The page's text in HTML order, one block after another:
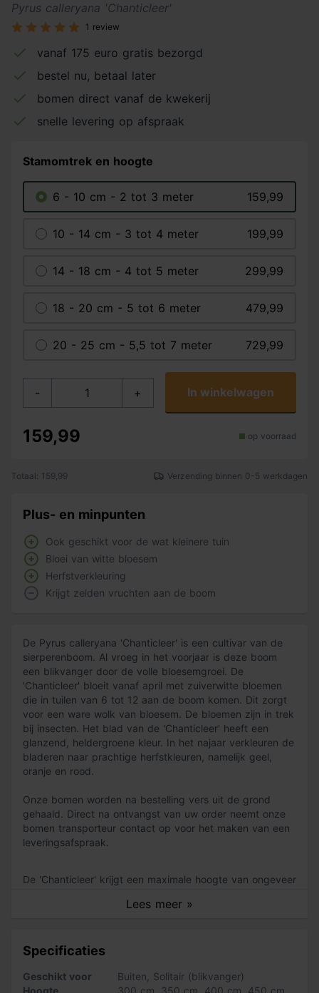
Pyrus calleryana 'Chanticleer'
1 review
vanaf 175 euro gratis bezorgd
bestel nu, betaal later
bomen direct vanaf de kwekerij
snelle levering op afspraak
Stamomtrek en hoogte
6 - 10 cm - 2 tot 3 meter 159,99
10 - 14 cm - 3 tot 4 meter 199,99
14 - 18 cm - 4 tot 5 meter 299,99
18 - 20 cm - 5 tot 6 meter 479,99
20 - 25 cm - 5,5 tot 7 meter 729,99
- + In winkelwagen
159,99 op voorraad
Totaal: 159,99 Verzending binnen 0-5 werkdagen
Plus- en minpunten
Ook geschikt voor de wat kleinere tuin
Bloei van witte bloesem
Herfstverkleuring
Krijgt zelden vruchten aan de boom
De Pyrus calleryana 'Chanticleer' is een cultivar van de
sierperenboom. Al vroeg in het voorjaar is deze boom
een blikvanger door de volle bloesemgroei. De
'Chanticleer' bloeit vanaf april met zuiverwitte bloemen
die in tuilen van 6 tot 12 aan de boom komen. Dit zorgt
voor een ware wolk van bloesem. De bloemen zijn in trek
bij insecten. Het blad van de 'Chanticleer' heeft een
glanzend, heldergroene kleur. In het najaar verkleuren de
bladeren naar prachtige herfstkleuren, namelijk geel,
oranje en rood.
Onze bomen worden na bestelling vers uit de grond
gehaald. Direct na ontvangst van uw order neemt onze
bomen transporteur contact op voor het maken van een
leveringsafspraak.
Lees meer »
De 'Chanticleer' krijgt een maximale hoogte van ongeveer
de boom ook geschikt voor de middelgrote tuin. Wist je
vruchten. Wel kun je lang van het blad genieten, want
Specificaties
Geschikt voor Buiten
Solitair (blikvanger)
Hoogte
300 cm 350 cm 400 cm 450 cm